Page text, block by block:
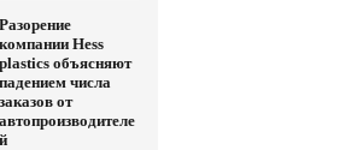
Разорение
компании Hess
plastics объясняют
падением числа
заказов от
автопроизводителе
й